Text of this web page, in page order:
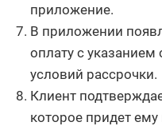
приложение.
В приложении
оплату с
условий рассрочки.
Клиент
которое придет ему